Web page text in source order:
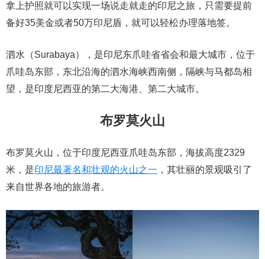
拿上护照就可以实现一场说走就走的印尼之旅，只需要提前
备好35美金或者50万印尼盾，就可以轻松办理落地签。
泗水（Surabaya），是印尼东爪哇省省会和最大城市，位于
爪哇岛东部，东北沿海的泗水海峡西南侧，隔峡与马都岛相
望，是印度尼西亚的第二大海港、第二大城市。
布罗莫火山
布罗莫火山，位于印度尼西亚爪哇岛东部，海拔高度2329
米，是印尼最著名和壮观的火山之一 ，其壮丽的景观吸引了
来自世界各地的旅游者。